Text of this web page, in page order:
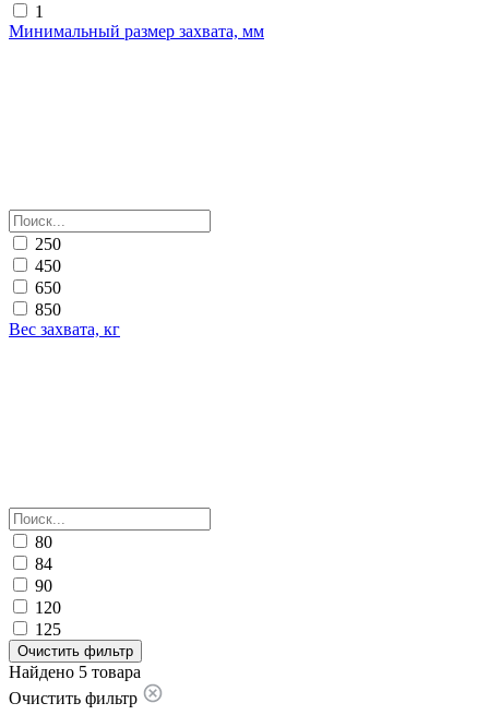
1
Минимальный размер захвата, мм
250
450
650
850
Вес захвата, кг
80
84
90
120
125
Очистить фильтр
Найдено 5 товара
Очистить фильтр